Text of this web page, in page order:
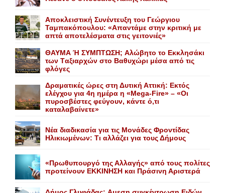
Αποκλειστική Συνέντευξη του Γεώργιου
Ταμπακόπουλου: «Απαντάμε στην κριτική με
απτά αποτελέσματα στις γειτονιές»
ΘΑΥΜΑ Ή ΣΥΜΠΤΩΣΗ; Aλώβητο το Eκκλησάκι
των Tαξιαρχών στο Bαθυχώρι μέσα από τις
φλόγες
Δραματικές ώρες στη Δυτική Αττική: Εκτός
ελέγχου για 4η ημέρα η «Mega-Fire» – «Οι
πυροσβέστες φεύγουν, κάντε ό,τι
καταλαβαίνετε»
Nέα διαδικασία για τις Mονάδες Φροντίδας
Hλικιωμένων: Tι αλλάζει για τους Δήμους
«Πρωθυπουργό της Αλλαγής» από τους πολίτες
προτείνουν EKKINHΣΗ και Πράσινη Αριστερά